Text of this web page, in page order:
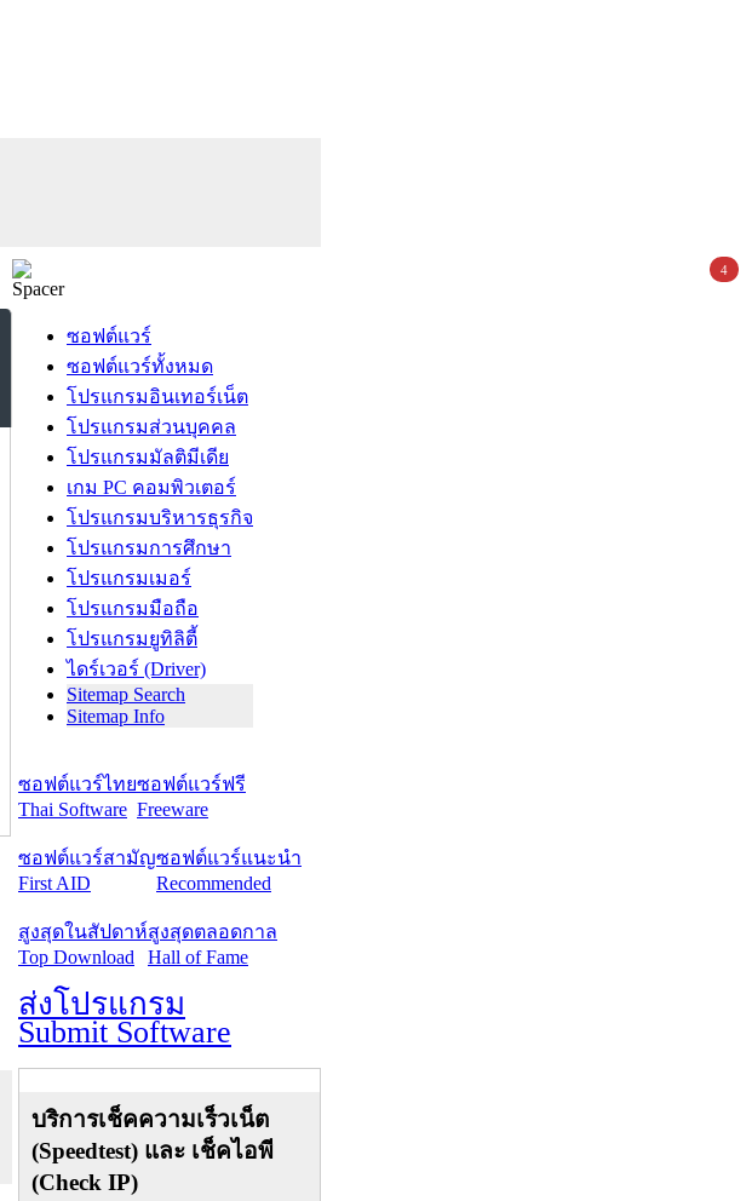
ซอฟต์แวร์
ซอฟต์แวร์ทั้งหมด
โปรแกรมอินเทอร์เน็ต
โปรแกรมส่วนบุคคล
โปรแกรมมัลติมีเดีย
เกม PC คอมพิวเตอร์
โปรแกรมบริหารธุรกิจ
โปรแกรมการศึกษา
โปรแกรมเมอร์
โปรแกรมมือถือ
โปรแกรมยูทิลิตี้
ไดร์เวอร์ (Driver)
Sitemap Search
Sitemap Info
ซอฟต์แวร์ไทย
Thai Software
ซอฟต์แวร์ฟรี
Freeware
ซอฟต์แวร์สามัญ
First AID
ซอฟต์แวร์แนะนำ
Recommended
สูงสุดในสัปดาห์
Top Download
สูงสุดตลอดกาล
Hall of Fame
ส่งโปรแกรม
Submit Software
บริการเช็คความเร็วเน็ต
(Speedtest) และ เช็คไอพี
(Check IP)
4